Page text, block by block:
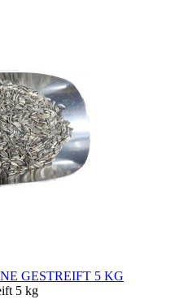
GESTREIFT 5 KG
5 kg